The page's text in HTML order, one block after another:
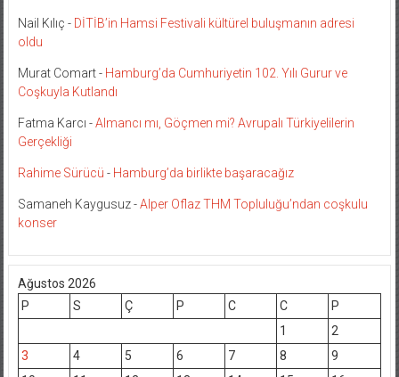
Nail Kılıç - DİTİB’in Hamsi Festivali kültürel buluşmanın adresi
oldu
Murat Comart- Hamburg’da Cumhuriyetin 102. Yılı Gurur ve
Coşkuyla Kutlandı
Fatma Karcı -Almancı mı, Göçmen mi? Avrupalı Türkiyelilerin
Gerçekliği
Rahime Sürücü - Hamburg’da birlikte başaracağız
Samaneh Kaygusuz-Alper Oflaz THM Topluluğu’ndan coşkulu
konser
Ağustos 2026
P
S Ç P C C
P
1
2
3
4 5 6 7 8
9